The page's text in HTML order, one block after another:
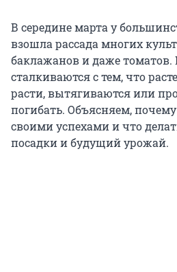
В середине марта у
взошла рассада многих
баклажанов и даже томатов.
сталкиваются с тем, что
расти, вытягиваются или
погибать. Объясняем, почему
своими успехами и что
посадки и будущий урожай.